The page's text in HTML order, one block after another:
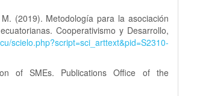
(2019). Metodología para la asociación
Cooperativismo y Desarrollo,
scielo.php?script=sci_arttext&pid=S2310-
of SMEs. Publications Office of the